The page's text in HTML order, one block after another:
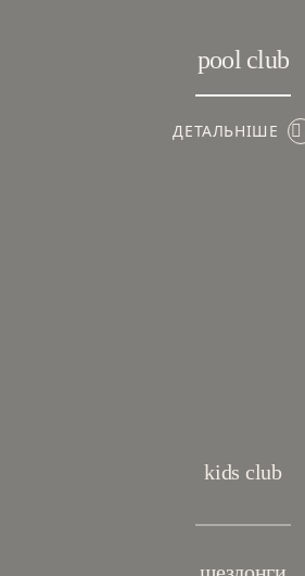
pool club
ДЕТАЛЬНІШЕ
kids club